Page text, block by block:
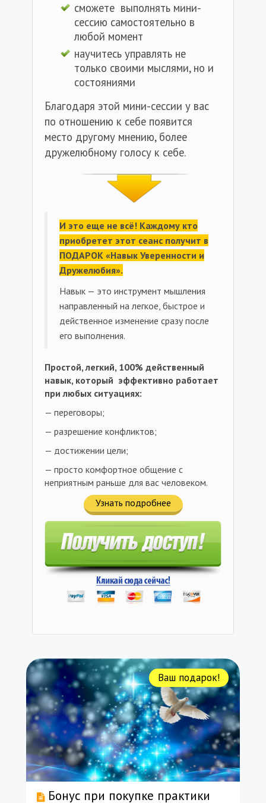
сможете выполнять мини-
сессию самостоятельно в
любой момент
научитесь управлять не
только своими мыслями, но и
состояниями
Благодаря этой мини-сессии у вас
по отношению к себе появится
место другому мнению, более
дружелюбному голосу к себе.
И это еще не всё! Каждому кто
приобретет этот сеанс получит в
ПОДАРОК «Навык Уверенности и
Дружелюбия».
Навык — это инструмент мышления
направленный на легкое, быстрое и
действенное изменение сразу после
его выполнения.
Простой, легкий, 100% действенный
навык, который эффективно работает
при любых ситуациях:
— переговоры;
— разрешение конфликтов;
— достижении цели;
— просто комфортное общение с
неприятным раньше для вас человеком.
Узнать подробнее
Ваш подарок!
Бонус при покупке практики